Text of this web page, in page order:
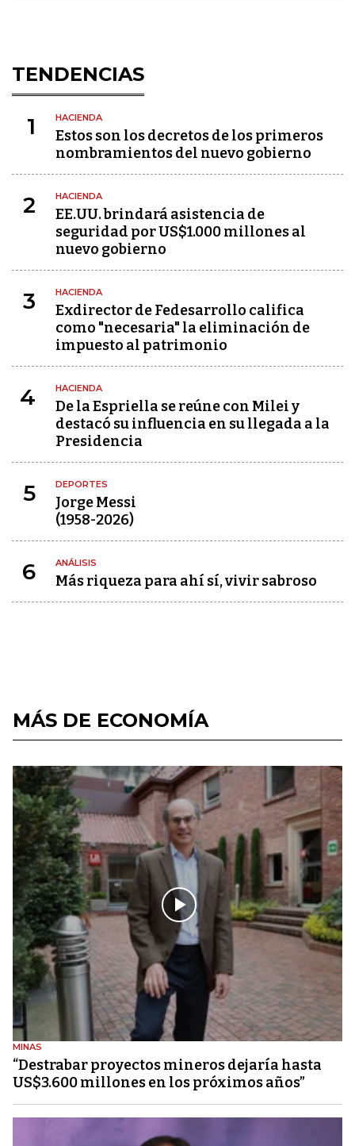
TENDENCIAS
1 HACIENDA
Estos son los decretos de los primeros
nombramientos del nuevo gobierno
2 HACIENDA
EE.UU. brindará asistencia de
seguridad por US$1.000 millones al
nuevo gobierno
3 HACIENDA
Exdirector de Fedesarrollo califica
como "necesaria" la eliminación de
impuesto al patrimonio
4 HACIENDA
De la Espriella se reúne con Milei y
destacó su influencia en su llegada a la
Presidencia
5 DEPORTES
Jorge Messi
(1958-2026)
6 ANÁLISIS
Más riqueza para ahí sí, vivir sabroso
MÁS DE ECONOMÍA
MINAS
“Destrabar proyectos mineros dejaría hasta
US$3.600 millones en los próximos años”